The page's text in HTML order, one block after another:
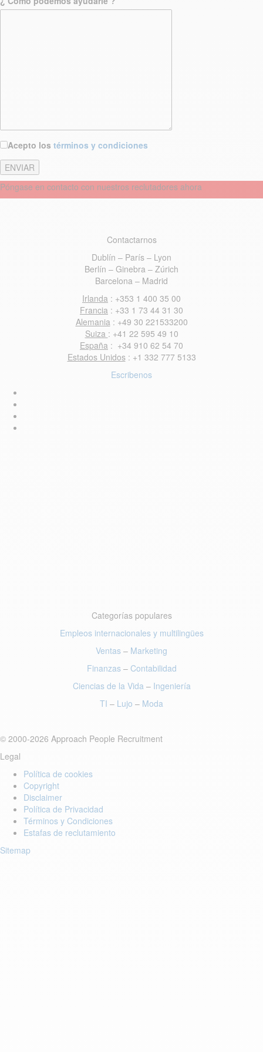
Acepto los términos y condiciones
Póngase en contacto con nuestros reclutadores ahora
Contactarnos
Dublín – París – Lyon
Berlín – Ginebra – Zúrich
Barcelona – Madrid
Irlanda : +353 1 400 35 00
Francia : +33 1 73 44 31 30
Alemania: +49 30 221533200
Suiza : +41 22 595 49 10
España : +34 910 62 54 70
Estados Unidos: +1 332 777 5133
Escribenos
Categorías populares
Empleos internacionales y multilingües
Ventas – Marketing
Finanzas– Contabilidad
Ciencias de la Vida– Ingeniería
TI – Lujo – Moda
© 2000-2026 Approach People Recruitment
Legal
Política de cookies
Copyright
Disclaimer
Política de Privacidad
Términos y Condiciones
Estafas de reclutamiento
Sitemap